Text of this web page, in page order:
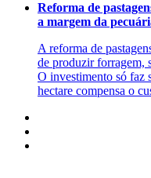
Reforma de
a margem da
A reforma de
de produzir forragem,
O investimento só faz
hectare compensa o